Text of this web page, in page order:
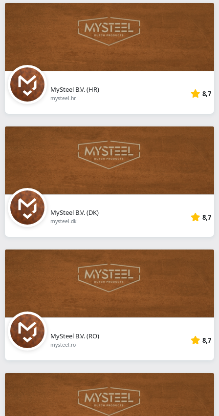
MySteel B.V. (HR)
mysteel.hr 8,7
MySteel B.V. (DK)
mysteel.dk 8,7
MySteel B.V. (RO)
mysteel.ro 8,7